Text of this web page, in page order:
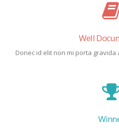
Well
Donec id elit non mi porta gravida